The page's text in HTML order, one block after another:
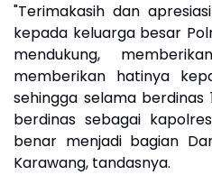
"Terimakasih dan
kepada keluarga besar
mendukung,
memberikan hatinya
sehingga selama
berdinas sebagai
benar menjadi bagian
Karawang, tandasnya.